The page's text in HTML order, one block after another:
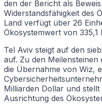
den der Bericht als
Widerstandsfähigkeit des
Land verfügt über 26
Ökosystemwert von 335,1
Tel Aviv steigt auf den
auf. Zu den
die Übernahme von Wiz,
Milliarden Dollar und stellt
Ausrichtung des